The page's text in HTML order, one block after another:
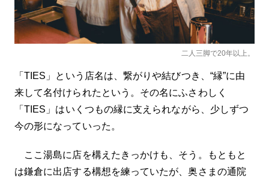
二人三脚で20年以上。
「TIES」という店名は、繋がりや結びつき、“縁”に由
来して名付けられたという。その名にふさわしく
「TIES」はいくつもの縁に支えられながら、少しずつ
今の形になっていった。
ここ湯島に店を構えたきっかけも、そう。もともと
は鎌倉に出店する構想を練っていたが、奥さまの通院